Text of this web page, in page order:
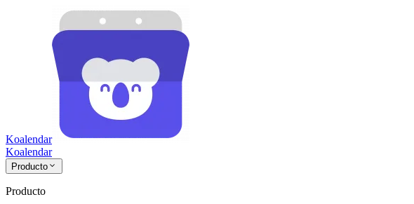
Koalendar
Koalendar
Producto
Producto